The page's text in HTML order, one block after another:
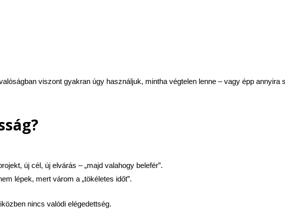
viszont gyakran úgy használjuk, mintha végtelen lenne – vagy épp annyira
új cél, új elvárás – „majd valahogy belefér”.
lépek, mert várom a „tökéletes időt”.
nincs valódi elégedettség.